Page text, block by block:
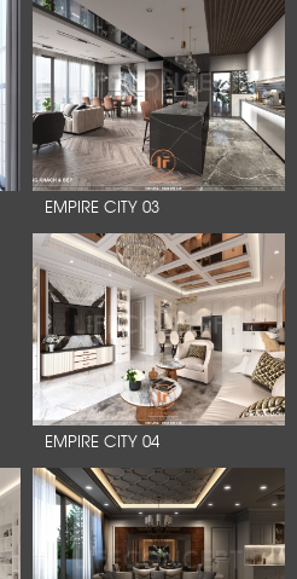
EMPIRE CITY 03
EMPIRE CITY 04